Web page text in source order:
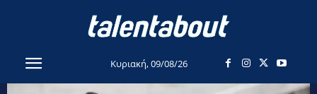
Κυριακή, 09/08/26